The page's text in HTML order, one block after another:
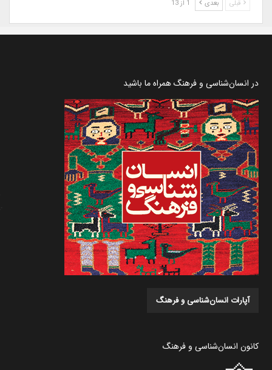
قبلی بعدی
در انسان‌شناسی و فرهنگ همراه ما باشید
آپارات انسان‌شناسی و فرهنگ
کانون انسان‌شناسی و فرهنگ